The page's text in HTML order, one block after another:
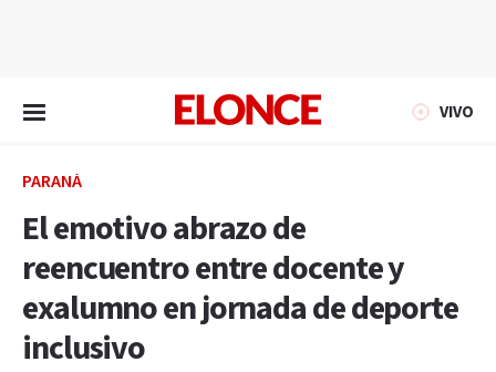
VIVO
PARANÁ
El emotivo abrazo de
reencuentro entre docente y
exalumno en jornada de deporte
inclusivo